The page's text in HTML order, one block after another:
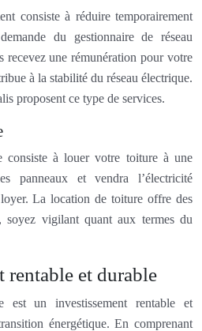
consiste à réduire temporairement
du gestionnaire de réseau
recevez une rémunération pour votre
à la stabilité du réseau électrique.
proposent ce type de services.
à louer votre toiture à une
panneaux et vendra l’électricité
La location de toiture offre des
soyez vigilant quant aux termes du
rentable et durable
est un investissement rentable et
énergétique. En comprenant